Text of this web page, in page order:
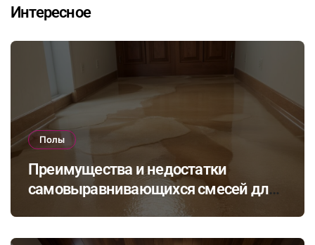
Интересное
Полы
Преимущества и недостатки
самовыравнивающихся смесей для
стяжки: как выбрать подходящий